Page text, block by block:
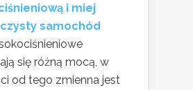
i miej
samochód
się różną mocą, w
od tego zmienna jest